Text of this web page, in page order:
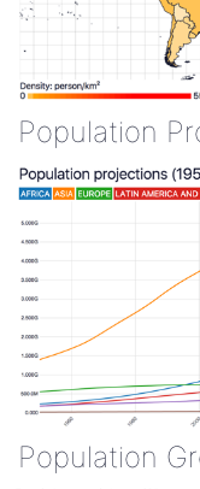
Population
Population